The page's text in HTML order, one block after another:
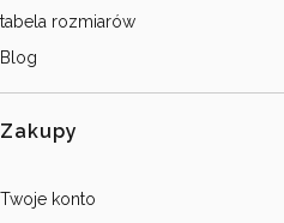
tabela rozmiarów
Blog
Zakupy
Twoje konto